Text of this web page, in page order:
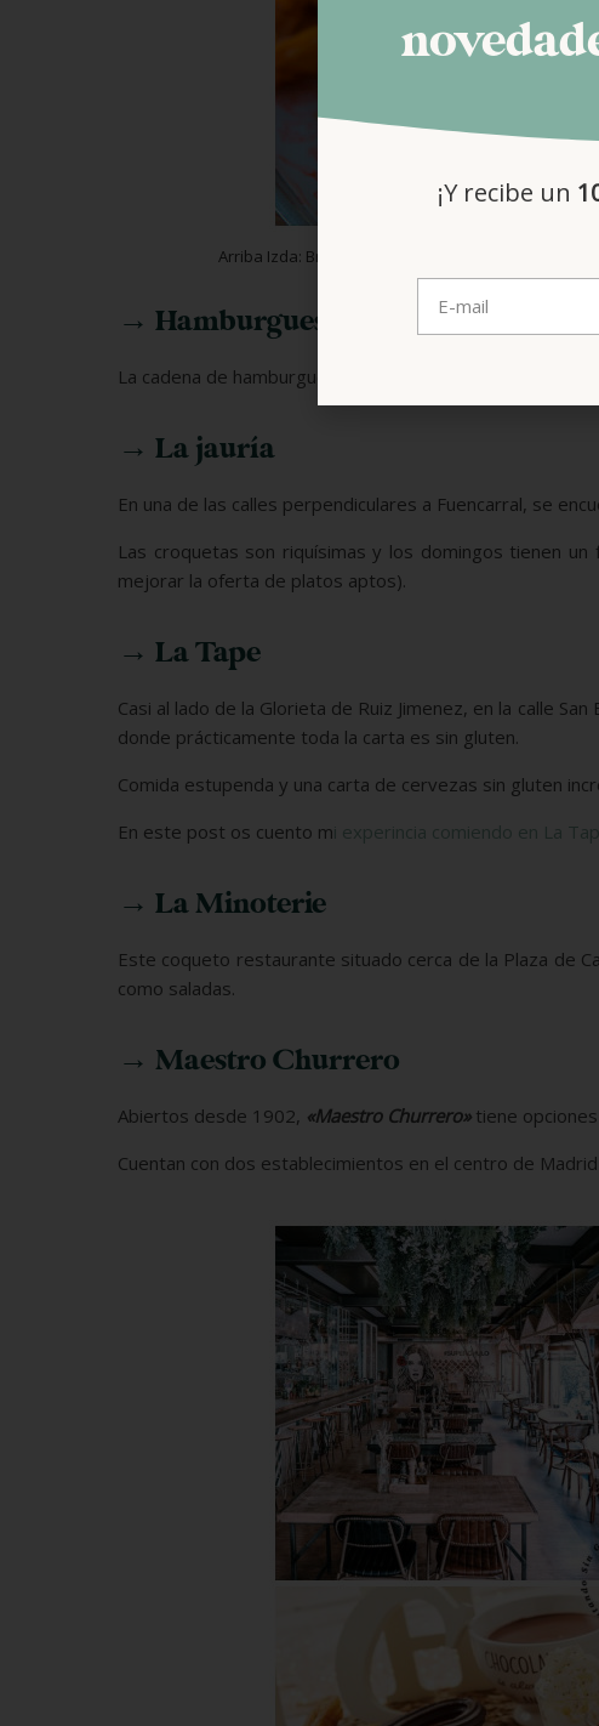
Arriba Izda: Bresca taberna; Dcha: arepas de
→ Hamburguesa Nostra
La cadena de hamburguesas «Hamburguesa Nostra»
→ La jauría
En una de las calles perpendiculares a Fuencarral, se
Las croquetas son riquísimas y los domingos tienen
mejorar la oferta de platos aptos).
→ La Tape
Casi al lado de la Glorieta de Ruiz Jimenez, en la calle
donde prácticamente toda la carta es sin gluten.
Comida estupenda y una carta de cervezas sin gluten
En este post os cuento mi experincia comiendo en La
→ La Minoterie
Este coqueto restaurante situado cerca de la Plaza de
como saladas.
→ Maestro Churrero
Abiertos desde 1902, «Maestro Churrero»tiene opciones
Cuentan con dos establecimientos en el centro de
¡Y recibe un